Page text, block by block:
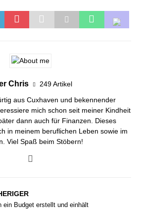
Chris 249 Artikel
aus Cuxhaven und bekennender
mich schon seit meiner Kindheit
dann auch für Finanzen. Dieses
in meinem beruflichen Leben sowie im
Viel Spaß beim Stöbern!
ein Budget erstellt und einhält